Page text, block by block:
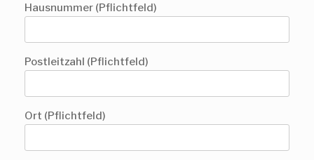
Hausnummer (Pflichtfeld)
Postleitzahl (Pflichtfeld)
Ort (Pflichtfeld)